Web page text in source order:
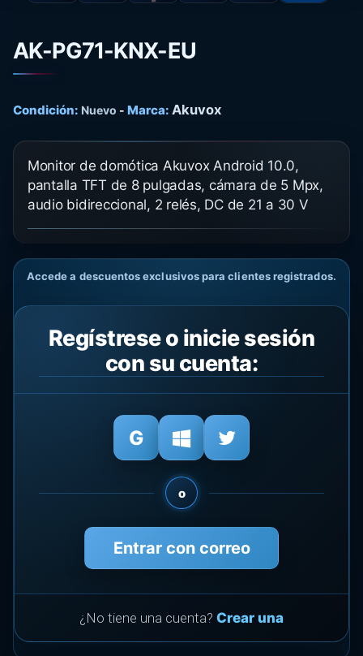
AK-PG71-KNX-EU
Condición: Nuevo - Marca: Akuvox
Monitor de domótica Akuvox Android 10.0,
pantalla TFT de 8 pulgadas, cámara de 5 Mpx,
audio bidireccional, 2 relés, DC de 21 a 30 V
Accede a descuentos exclusivos para clientes registrados.
Regístrese o inicie sesión
con su cuenta:
o
Entrar con correo
¿No tiene una cuenta? Crear una